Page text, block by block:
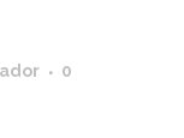
0